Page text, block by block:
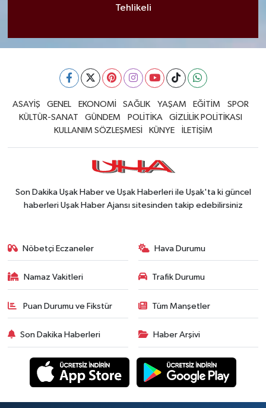
Tehlikeli
ASAYİŞ GENEL EKONOMİ SAĞLIK YAŞAM EĞİTİM
SPOR
KÜLTÜR-SANAT
GÜNDEM POLİTİKA
GİZLİLİK POLİTİKASI
KULLANIM SÖZLEŞMESİ
KÜNYE İLETİŞİM
Son Dakika Uşak Haber ve Uşak Haberleri ile Uşak'ta ki güncel
haberleri Uşak Haber Ajansı sitesinden takip edebilirsiniz
Nöbetçi Eczaneler Hava Durumu
Namaz Vakitleri Trafik Durumu
Puan Durumu ve Fikstür Tüm Manşetler
Son Dakika Haberleri Haber Arşivi